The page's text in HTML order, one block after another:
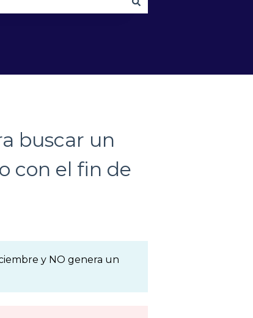
buscar un
con el fin de
y NO genera un